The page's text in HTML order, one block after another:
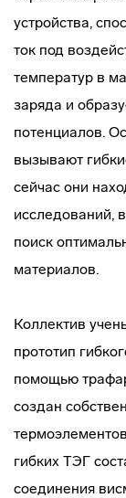
устройства,
ток под
температур в
заряда и
потенциалов.
вызывают
сейчас они
исследований,
поиск
материалов.
Коллектив
прототип
помощью
создан
гибких ТЭГ
соединения